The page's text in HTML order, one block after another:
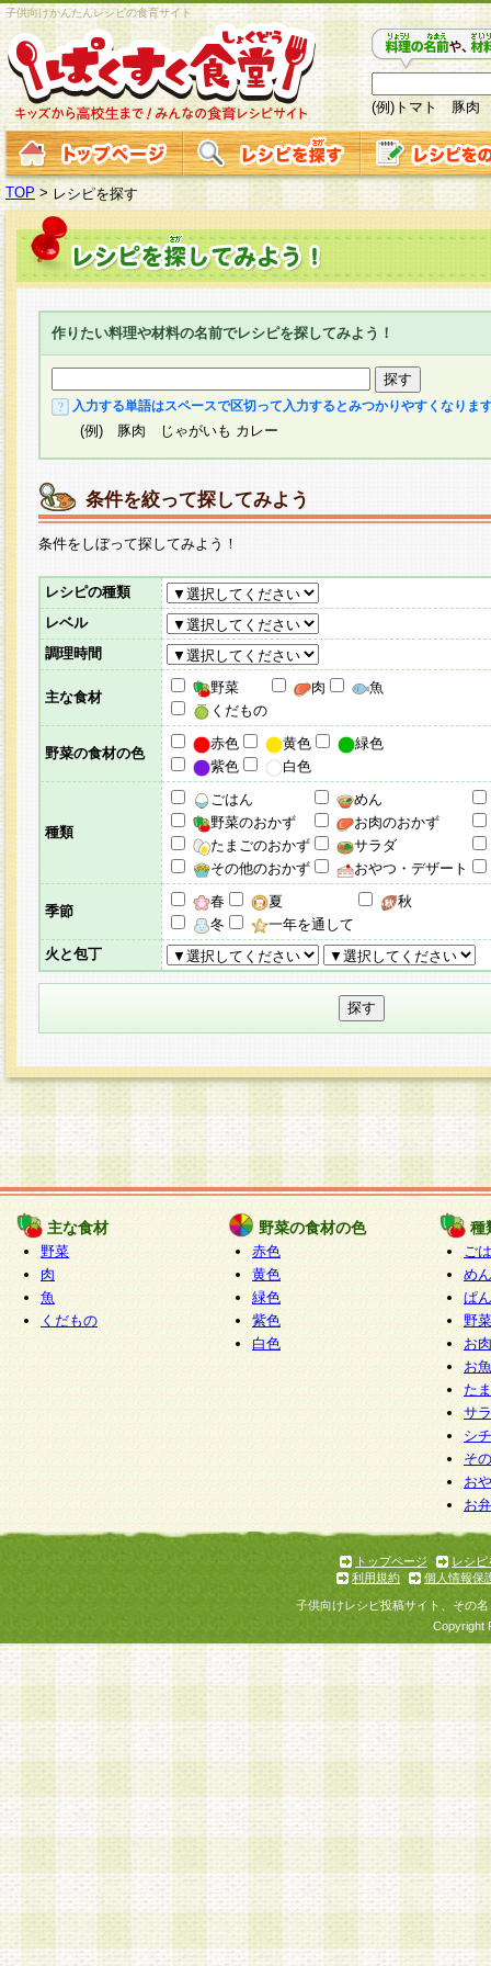
子供向けかんたんレシピの食育サイト
(例)トマト 豚肉
TOP > レシピを探す
作りたい料理や材料の名前でレシピを探してみよう！
入力する単語はスペースで区切って入力するとみつかりやすくなりま
(例) 豚肉 じゃがいも カレー
条件を絞って探してみよう
条件をしぼって探してみよう！
レシピの種類
レベル
調理時間
主な食材
野菜 肉
魚
くだもの
野菜の食材の色
赤色 黄色
緑色
紫色
白色
種類
ごはん
めん
野菜のおかず
お肉のおかず
たまごのおかず
サラダ
その他のおかず
おやつ・デザート
季節
春 夏
秋
冬
一年を通して
火と包丁
主な食材
野菜
肉
魚
くだもの
野菜の食材の色
赤色
黄色
緑色
紫色
白色
種
ご
めん
ぱん
野
お
お
た
サ
シ
そ
お
お
トップページ
レシピ
利用規約
個人情報保
子供向けレシピ投稿サイト、その
Copyright